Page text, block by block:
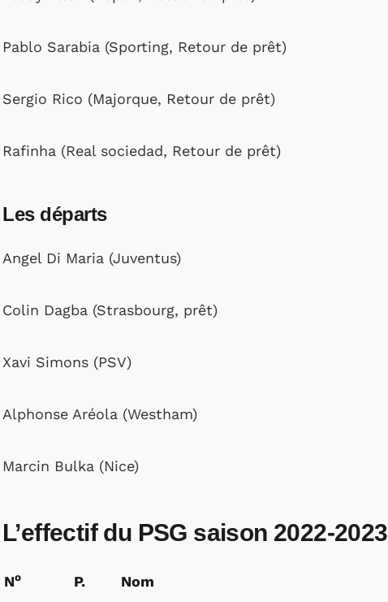
Pablo Sarabia (Sporting, Retour de prêt)
Sergio Rico (Majorque, Retour de prêt)
Rafinha (Real sociedad, Retour de prêt)
Les départs
Angel Di Maria (Juventus)
Colin Dagba (Strasbourg, prêt)
Xavi Simons (PSV)
Alphonse Aréola (Westham)
Marcin Bulka (Nice)
L’effectif du PSG saison 2022-2023
No P. Nom